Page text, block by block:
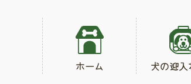
ホーム 犬の迎